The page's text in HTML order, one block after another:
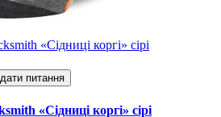
питання
«Сідниці коргі» сірі